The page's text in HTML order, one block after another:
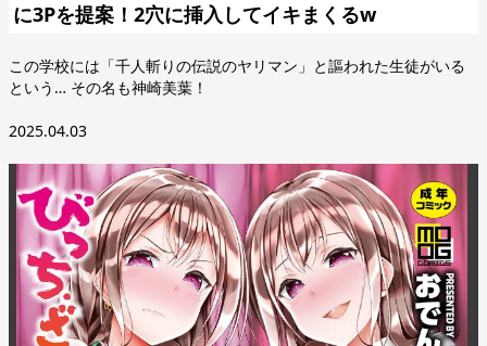
に3Pを提案！2穴に挿入してイキまくるw
この学校には「千人斬りの伝説のヤリマン」と謳われた生徒がいる
という… その名も神崎美葉！
2025.04.03